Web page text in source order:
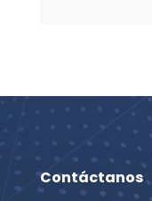
Contáctanos